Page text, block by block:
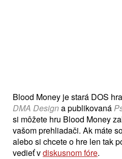
Blood Money je stará DOS
DMA Designa publikovaná
si môžete hru Blood Money
vašom prehliadači. Ak máte
alebo si chcete o hre len tak
vedieť vdiskusnom fóre.